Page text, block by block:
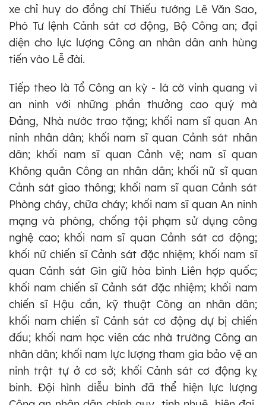
xe chỉ huy do đồng chí Thiếu tướng Lê Văn Sao,
Phó Tư lệnh Cảnh sát cơ động, Bộ Công an; đại
diện cho lực lượng Công an nhân dân anh hùng
tiến vào Lễ đài.
Tiếp theo là Tổ Công an kỳ - lá cờ vinh quang vì
an ninh với những phần thưởng cao quý mà
Đảng, Nhà nước trao tặng; khối nam sĩ quan An
ninh nhân dân; khối nam sĩ quan Cảnh sát nhân
dân; khối nam sĩ quan Cảnh vệ; nam sĩ quan
Không quân Công an nhân dân; khối nữ sĩ quan
Cảnh sát giao thông; khối nam sĩ quan Cảnh sát
Phòng cháy, chữa cháy; khối nam sĩ quan An ninh
mạng và phòng, chống tội phạm sử dụng công
nghệ cao; khối nam sĩ quan Cảnh sát cơ động;
khối nữ chiến sĩ Cảnh sát đặc nhiệm; khối nam sĩ
quan Cảnh sát Gìn giữ hòa bình Liên hợp quốc;
khối nam chiến sĩ Cảnh sát đặc nhiệm; khối nam
chiến sĩ Hậu cần, kỹ thuật Công an nhân dân;
khối nam chiến sĩ Cảnh sát cơ động dự bị chiến
đấu; khối nam học viên các nhà trường Công an
nhân dân; khối nam lực lượng tham gia bảo vệ an
ninh trật tự ở cơ sở; khối Cảnh sát cơ động kỵ
binh. Đội hình diễu binh đã thể hiện lực lượng